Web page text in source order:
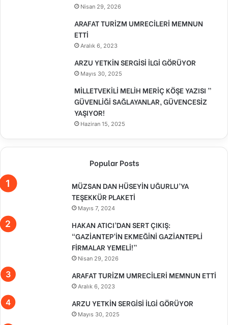
Nisan 29, 2026
ARAFAT TURİZM UMRECİLERİ MEMNUN
ETTİ
Aralık 6, 2023
ARZU YETKİN SERGİSİ İLGİ GÖRÜYOR
Mayıs 30, 2025
MİLLETVEKİLİ MELİH MERİÇ KÖŞE YAZISI ”
GÜVENLİĞİ SAĞLAYANLAR, GÜVENCESİZ
YAŞIYOR!
Haziran 15, 2025
Popular Posts
MÜZSAN DAN HÜSEYİN UĞURLU’YA
TEŞEKKÜR PLAKETİ
Mayıs 7, 2024
HAKAN ATICI’DAN SERT ÇIKIŞ:
“GAZİANTEP’İN EKMEĞİNİ GAZİANTEPLİ
FİRMALAR YEMELİ!”
Nisan 29, 2026
ARAFAT TURİZM UMRECİLERİ MEMNUN ETTİ
Aralık 6, 2023
ARZU YETKİN SERGİSİ İLGİ GÖRÜYOR
Mayıs 30, 2025